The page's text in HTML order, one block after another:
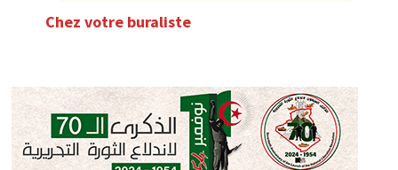
Chez votre buraliste